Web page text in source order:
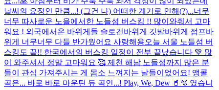
날씨의 요정인 만큼...! (그건 나) 어떠한 계기로 인해(?)...너무
너무 따사로운 노을에서한 노들섬 버스킹 !! 많이와줘서 고마
워요 ! 외국에서온 바위게들 슬로건바위게 깃발바위게 점프바
위게 너무너무 다들 반가웠어요 사랑해용오늘 서울 노들섬 버
스킹도 끝!! 한국에서의 버스킹 일정이 전부 끝났습니다 💚 많
이 와주셔서 정말 고마워요 🥰 제천 해남 노들섬까지 많은 분
들이 관심 가져주시는 게 몸소 느껴지는 날들이었어요! 앵콜
곡은... 바로 바로 마운틴 듀 곡인...! Play, We, Dew 🥤🫧 였습니